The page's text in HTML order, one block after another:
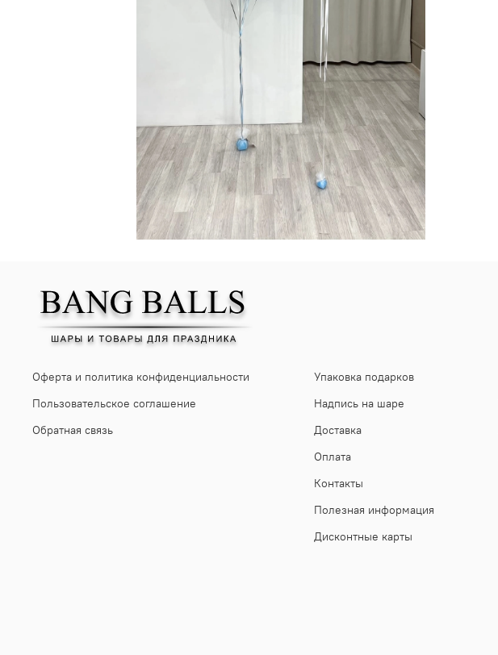
Оферта и политика конфиденциальности
Пользовательское соглашение
Обратная связь
Упаковка подарков
Надпись на шаре
Доставка
Оплата
Контакты
Полезная информация
Дисконтные карты